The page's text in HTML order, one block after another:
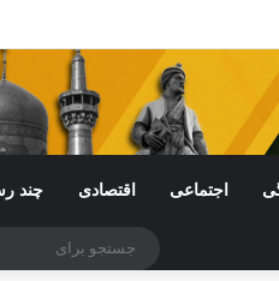
رضوی با چالش مواجه شده است
اجتماعی اقتصادی چند